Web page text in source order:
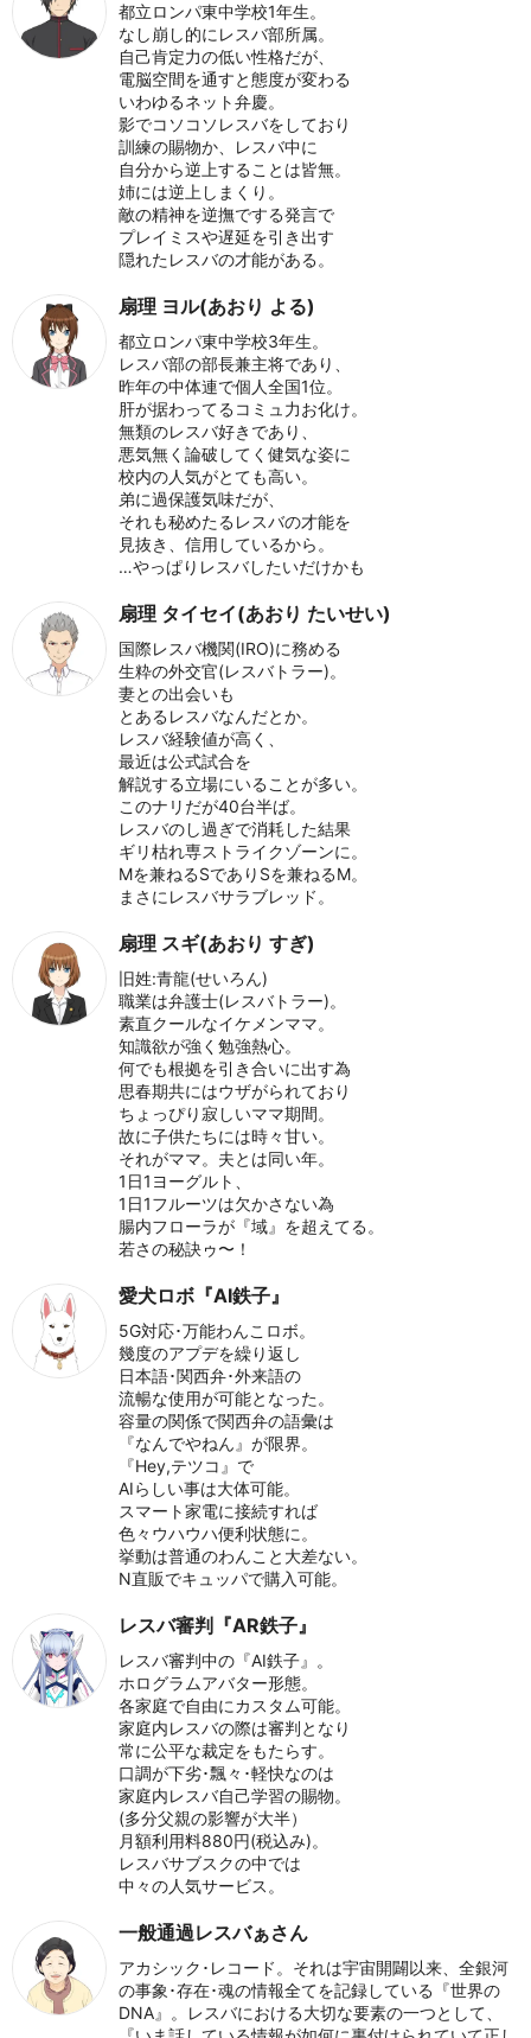
都立ロンパ東中学校1年生。
なし崩し的にレスバ部所属。
自己肯定力の低い性格だが、
電脳空間を通すと態度が変わる
いわゆるネット弁慶。
影でコソコソレスバをしており
訓練の賜物か、レスバ中に
自分から逆上することは皆無。
姉には逆上しまくり。
敵の精神を逆撫でする発言で
プレイミスや遅延を引き出す
隠れたレスバの才能がある。
扇理 ヨル(あおり よる)
都立ロンパ東中学校3年生。
レスバ部の部長兼主将であり、
昨年の中体連で個人全国1位。
肝が据わってるコミュ力お化け。
無類のレスバ好きであり、
悪気無く論破してく健気な姿に
校内の人気がとても高い。
弟に過保護気味だが、
それも秘めたるレスバの才能を
見抜き、信用しているから。
…やっぱりレスバしたいだけかも
扇理 タイセイ(あおり たいせい)
国際レスバ機関(IRO)に務める
生粋の外交官(レスバトラー)。
妻との出会いも
とあるレスバなんだとか。
レスバ経験値が高く、
最近は公式試合を
解説する立場にいることが多い。
このナリだが40台半ば。
レスバのし過ぎで消耗した結果
ギリ枯れ専ストライクゾーンに。
Mを兼ねるSでありSを兼ねるM。
まさにレスバサラブレッド。
扇理 スギ(あおり すぎ)
旧姓:青龍(せいろん)
職業は弁護士(レスバトラー)。
素直クールなイケメンママ。
知識欲が強く勉強熱心。
何でも根拠を引き合いに出す為
思春期共にはウザがられており
ちょっぴり寂しいママ期間。
故に子供たちには時々甘い。
それがママ。夫とは同い年。
1日1ヨーグルト、
1日1フルーツは欠かさない為
腸内フローラが『域』を超えてる。
若さの秘訣ゥ〜！
愛犬ロボ『AI鉄子』
5G対応･万能わんこロボ。
幾度のアプデを繰り返し
日本語･関西弁･外来語の
流暢な使用が可能となった。
容量の関係で関西弁の語彙は
『なんでやねん』が限界。
『Hey,テツコ』で
AIらしい事は大体可能。
スマート家電に接続すれば
色々ウハウハ便利状態に。
挙動は普通のわんこと大差ない。
N直販でキュッパで購入可能。
レスバ審判『AR鉄子』
レスバ審判中の『AI鉄子』。
ホログラムアバター形態。
各家庭で自由にカスタム可能。
家庭内レスバの際は審判となり
常に公平な裁定をもたらす。
口調が下劣･飄々･軽快なのは
家庭内レスバ自己学習の賜物。
(多分父親の影響が大半）
月額利用料880円(税込み)。
レスバサブスクの中では
中々の人気サービス。
一般通過レスバぁさん
アカシック･レコード。それは宇宙開闢以来、全銀河
の事象･存在･魂の情報全てを記録している『世界の
DNA』。レスバにおける大切な要素の一つとして、